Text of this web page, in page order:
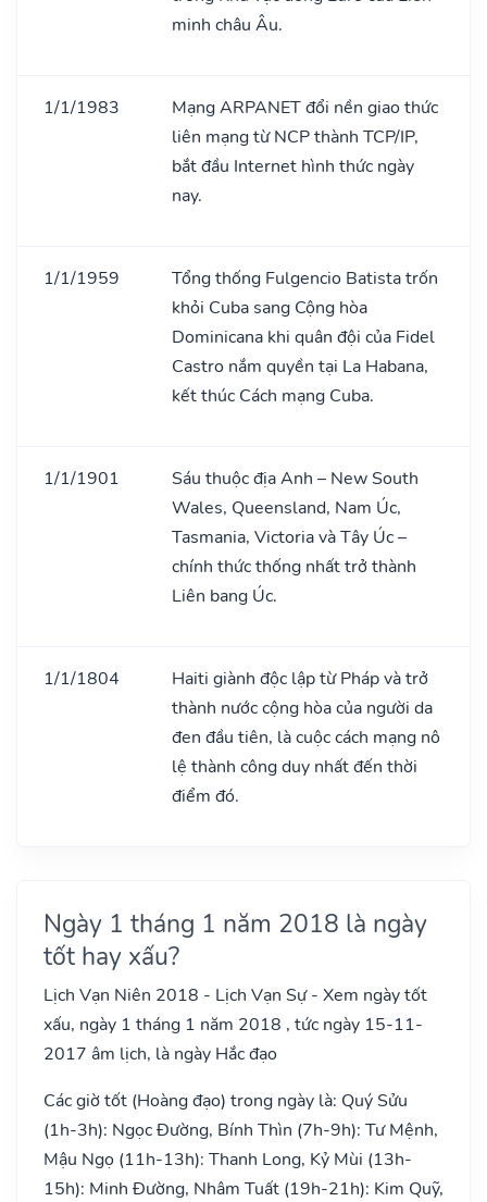
minh châu Âu.
1/1/1983
Mạng ARPANET đổi nền giao thức
liên mạng từ NCP thành TCP/IP,
bắt đầu Internet hình thức ngày
nay.
1/1/1959
Tổng thống Fulgencio Batista trốn
khỏi Cuba sang Cộng hòa
Dominicana khi quân đội của Fidel
Castro nắm quyền tại La Habana,
kết thúc Cách mạng Cuba.
1/1/1901
Sáu thuộc địa Anh – New South
Wales, Queensland, Nam Úc,
Tasmania, Victoria và Tây Úc –
chính thức thống nhất trở thành
Liên bang Úc.
1/1/1804
Haiti giành độc lập từ Pháp và trở
thành nước cộng hòa của người da
đen đầu tiên, là cuộc cách mạng nô
lệ thành công duy nhất đến thời
điểm đó.
Ngày 1 tháng 1 năm 2018 là ngày
tốt hay xấu?
Lịch Vạn Niên 2018 - Lịch Vạn Sự - Xem ngày tốt
xấu, ngày 1 tháng 1 năm 2018 , tức ngày 15-11-
2017 âm lịch, là ngày Hắc đạo
Các giờ tốt (Hoàng đạo) trong ngày là: Quý Sửu
(1h-3h): Ngọc Đường, Bính Thìn (7h-9h): Tư Mệnh,
Mậu Ngọ (11h-13h): Thanh Long, Kỷ Mùi (13h-
15h): Minh Đường, Nhâm Tuất (19h-21h): Kim Quỹ,